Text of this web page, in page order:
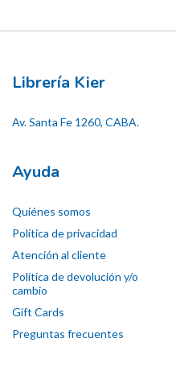
Librería Kier
Av. Santa Fe 1260, CABA.
Ayuda
Quiénes somos
Política de privacidad
Atención al cliente
Política de devolución y/o
cambio
Gift Cards
Preguntas frecuentes